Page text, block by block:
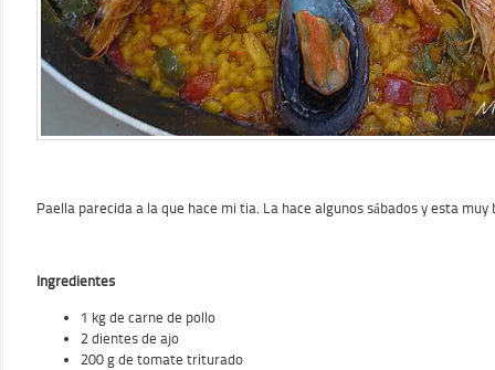
Paella parecida a la que hace mi tia. La hace algunos sábados y esta
Ingredientes
1 kg de carne de pollo
2 dientes de ajo
200 g de tomate triturado